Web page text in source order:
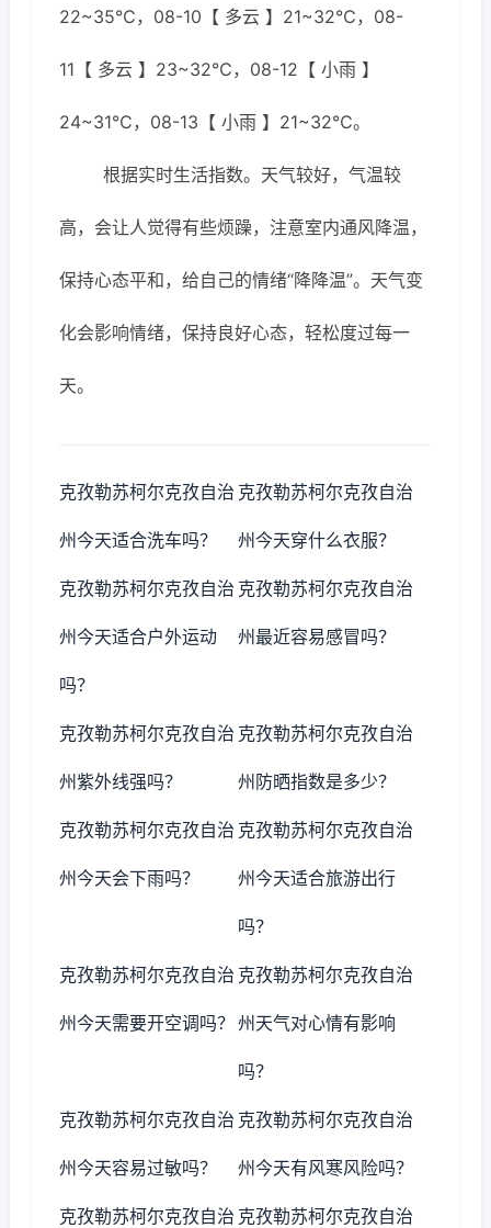
22~35℃，08-10【 多云 】21~32℃，08-
11【 多云 】23~32℃，08-12【 小雨 】
24~31℃，08-13【 小雨 】21~32℃。
根据实时生活指数。天气较好，气温较
高，会让人觉得有些烦躁，注意室内通风降温，
保持心态平和，给自己的情绪“降降温”。天气变
化会影响情绪，保持良好心态，轻松度过每一
天。
克孜勒苏柯尔克孜自治
州今天适合洗车吗？
克孜勒苏柯尔克孜自治
州今天穿什么衣服？
克孜勒苏柯尔克孜自治
州今天适合户外运动
吗？
克孜勒苏柯尔克孜自治
州最近容易感冒吗？
克孜勒苏柯尔克孜自治
州紫外线强吗？
克孜勒苏柯尔克孜自治
州防晒指数是多少？
克孜勒苏柯尔克孜自治
州今天会下雨吗？
克孜勒苏柯尔克孜自治
州今天适合旅游出行
吗？
克孜勒苏柯尔克孜自治
州今天需要开空调吗？
克孜勒苏柯尔克孜自治
州天气对心情有影响
吗？
克孜勒苏柯尔克孜自治
州今天容易过敏吗？
克孜勒苏柯尔克孜自治
州今天有风寒风险吗？
克孜勒苏柯尔克孜自治 克孜勒苏柯尔克孜自治